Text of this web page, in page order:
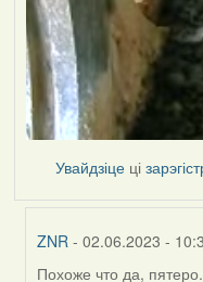
Увайдзіце ці
ZNR - 02.06.2023 -
Похоже что да,